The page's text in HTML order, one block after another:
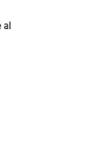
al